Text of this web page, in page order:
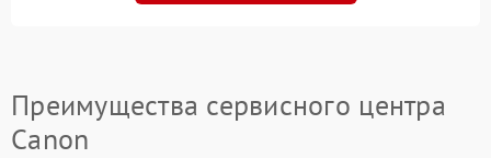
Преимущества сервисного центра
Canon